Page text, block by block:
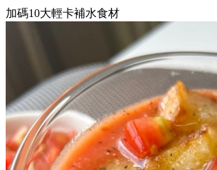
加碼10大輕卡補水食材